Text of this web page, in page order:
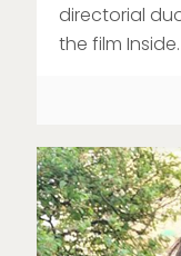
directorial
the film Inside.